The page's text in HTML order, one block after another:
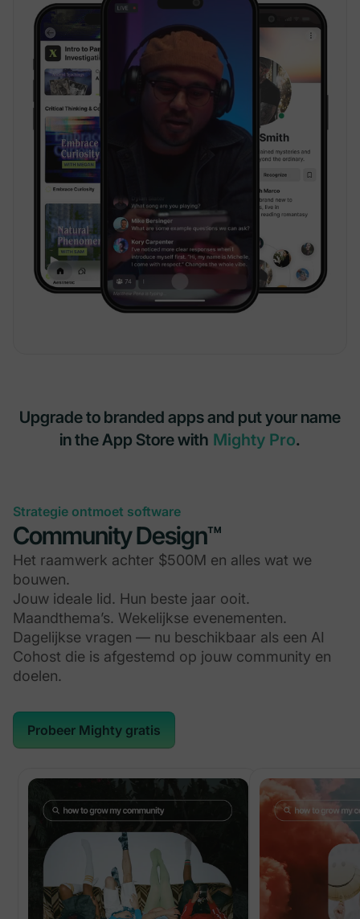
Upgrade to branded apps and put your name
in the App Store with Mighty Pro.
Strategie ontmoet software
Community Design™
Het raamwerk achter $500M en alles wat we
bouwen.
Jouw ideale lid. Hun beste jaar ooit.
Maandthema’s. Wekelijkse evenementen.
Dagelijkse vragen — nu beschikbaar als een AI
Cohost die is afgestemd op jouw community en
doelen.
Probeer Mighty gratis